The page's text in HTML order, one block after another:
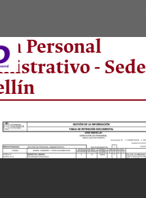
Personal
- Sede